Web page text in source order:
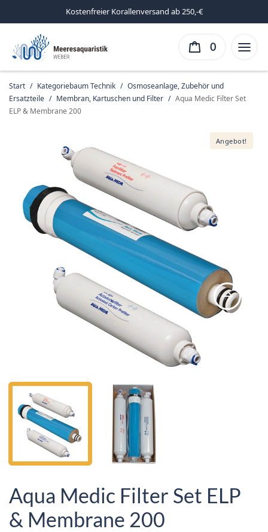
Kostenfreier Korallenversand ab 250,-€
0
Start / Kategoriebaum Technik / Osmoseanlage, Zubehör und
Ersatzteile / Membran, Kartuschen und Filter / Aqua Medic Filter Set
ELP & Membrane 200
Angebot!
Aqua Medic Filter Set ELP
& Membrane 200